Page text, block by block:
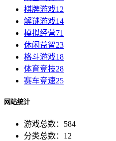
棋牌游戏12
解谜游戏14
模拟经营71
休闲益智23
格斗游戏18
体育竞技28
赛车竞速25
网站统计
游戏总数：584
分类总数：12